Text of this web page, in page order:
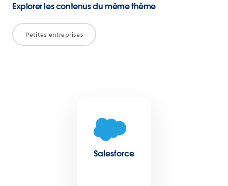
Explorer les contenus du même thème
Petites entreprises
Salesforce